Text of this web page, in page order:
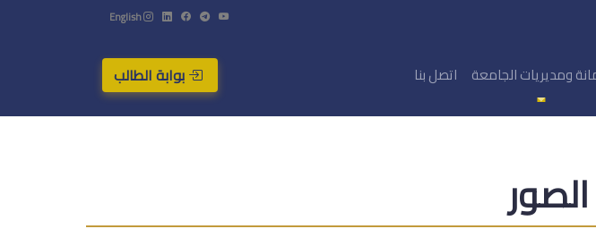
English
ومديريات الجامعة اتصل بنا بوابة الطالب